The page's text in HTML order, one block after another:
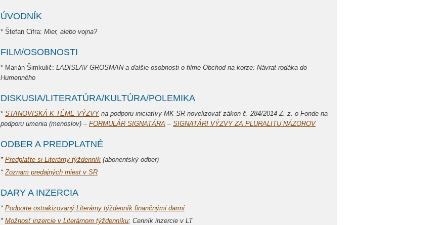
ÚVODNÍK
* Štefan Cifra: Mier, alebo vojna?
FILM/OSOBNOSTI
* Marián Šimkulič: LADISLAV GROSMAN a ďalšie osobnosti o filme Obchod na korze: Návrat rodáka do
Humenného
DISKUSIA/LITERATÚRA/KULTÚRA/POLEMIKA
* STANOVISKÁ K TÉME VÝZVYna podporu iniciatívy MK SR novelizovať zákon č. 284/2014 Z. z. o Fonde na
podporu umenia (menoslov) – FORMULÁR SIGNATÁRA – SIGNATÁRI VÝZVY ZA PLURALITU NÁZOROV
ODBER A PREDPLATNÉ
* Predplaťte si Literárny týždenník (abonentský odber)
*Zoznam predajných miest v SR
DARY A INZERCIA
* Podporte ostrakizovaný Literárny týždenník finančnými darmi
* Možnosť inzercie v Literárnom týždenníku; Cenník inzercie v LT